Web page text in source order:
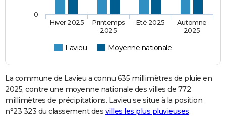
Lavieu Moyenne nationale
Hiver 2025
Printemps
2025
Eté 2025
Automne
2025
0
La commune de Lavieu a connu 635 millimètres de pluie en
2025, contre une moyenne nationale des villes de 772
millimètres de précipitations. Lavieu se situe à la position
n°23 323 du classement des villes les plus pluvieuses.